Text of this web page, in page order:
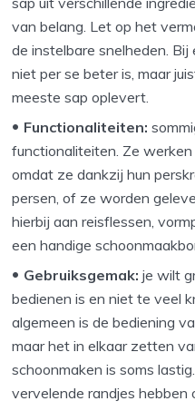
van belang. Let op het
de instelbare snelheden.
niet per se beter is, maar
meeste sap oplevert.
Functionaliteiten:
functionaliteiten. Ze
omdat ze dankzij hun
persen, of ze worden
hierbij aan reisflessen,
een handige
Gebruiksgemak:je wilt
bedienen is en niet te veel
algemeen is de bediening
maar het in elkaar zetten
schoonmaken is soms
vervelende randjes